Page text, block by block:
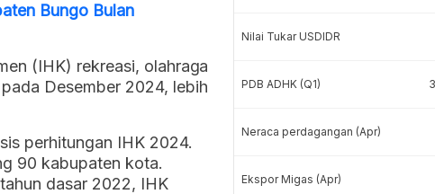
Bungo Bulan
(IHK) rekreasi, olahraga
Desember 2024, lebih
perhitungan IHK 2024.
90 kabupaten kota.
dasar 2022, IHK
Nilai Tukar USDIDR
PDB ADHK (Q1)
Neraca perdagangan (Apr)
Ekspor Migas (Apr)